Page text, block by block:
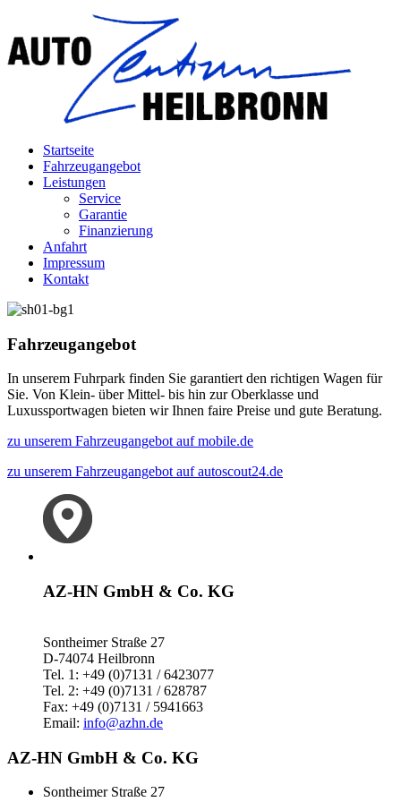
Startseite
Fahrzeugangebot
Leistungen
Service
Garantie
Finanzierung
Anfahrt
Impressum
Kontakt
Fahrzeugangebot
In unserem Fuhrpark finden Sie garantiert den richtigen Wagen für
Sie. Von Klein- über Mittel- bis hin zur Oberklasse und
Luxussportwagen bieten wir Ihnen faire Preise und gute Beratung.
zu unserem Fahrzeugangebot auf mobile.de
zu unserem Fahrzeugangebot auf autoscout24.de
AZ-HN GmbH & Co. KG
Sontheimer Straße 27
D-74074 Heilbronn
Tel. 1: +49 (0)7131 / 6423077
Tel. 2: +49 (0)7131 / 628787
Fax: +49 (0)7131 / 5941663
Email: info@azhn.de
AZ-HN GmbH & Co. KG
Sontheimer Straße 27